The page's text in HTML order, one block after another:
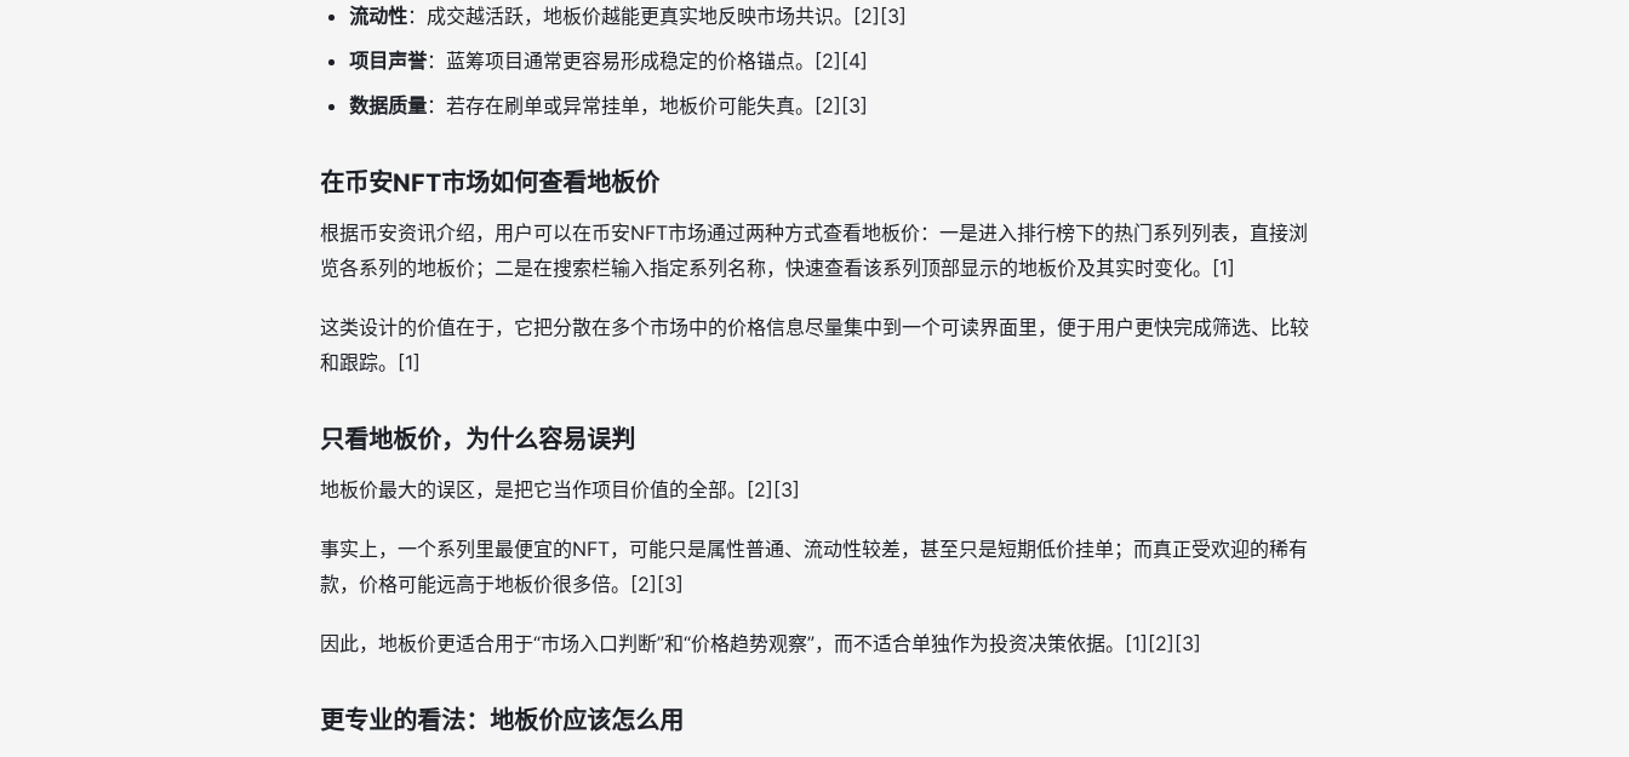
流动性：成交越活跃，地板价越能更真实地反映市场共识。[2][3]
项目声誉：蓝筹项目通常更容易形成稳定的价格锚点。[2][4]
数据质量：若存在刷单或异常挂单，地板价可能失真。[2][3]
在币安NFT市场如何查看地板价
根据币安资讯介绍，用户可以在币安NFT市场通过两种方式查看地板价：一是进入排行榜下的热门系列列表，直接浏
览各系列的地板价；二是在搜索栏输入指定系列名称，快速查看该系列顶部显示的地板价及其实时变化。[1]
这类设计的价值在于，它把分散在多个市场中的价格信息尽量集中到一个可读界面里，便于用户更快完成筛选、比较
和跟踪。[1]
只看地板价，为什么容易误判
地板价最大的误区，是把它当作项目价值的全部。[2][3]
事实上，一个系列里最便宜的NFT，可能只是属性普通、流动性较差，甚至只是短期低价挂单；而真正受欢迎的稀有
款，价格可能远高于地板价很多倍。[2][3]
因此，地板价更适合用于“市场入口判断”和“价格趋势观察”，而不适合单独作为投资决策依据。[1][2][3]
更专业的看法：地板价应该怎么用